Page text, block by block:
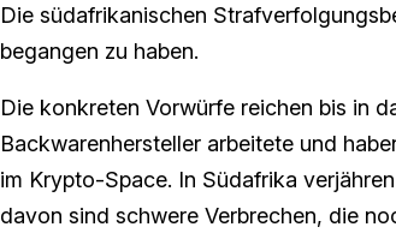
Die südafrikanischen
begangen zu haben.
Die konkreten Vorwürfe reichen bis in
Backwarenhersteller arbeitete und
im Krypto-Space. In Südafrika
davon sind schwere Verbrechen, die